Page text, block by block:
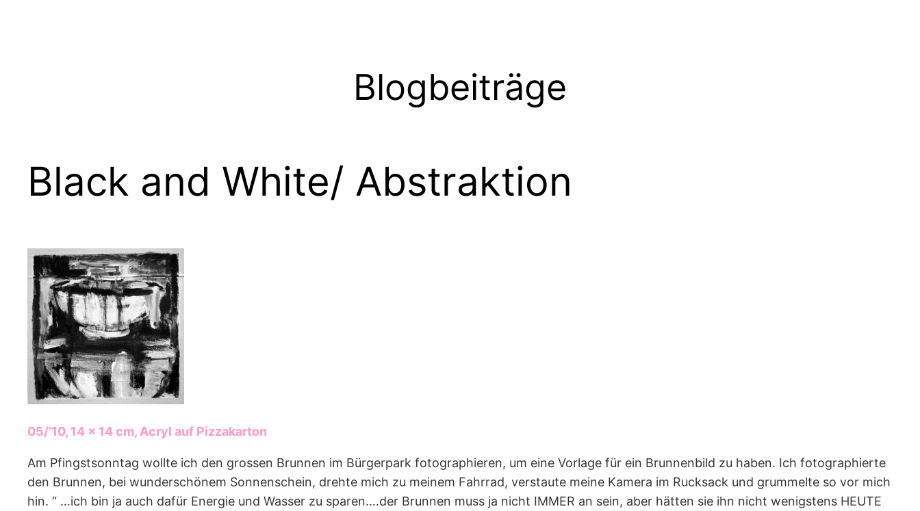
Blogbeiträge
Black and White/ Abstraktion
05/’10, 14 x 14 cm, Acryl auf Pizzakarton
Am Pfingstsonntag wollte ich den grossen Brunnen im Bürgerpark fotographieren, um eine Vorlage für ein Brunnenbild zu haben. Ich fotographierte
den Brunnen, bei wunderschönem Sonnenschein, drehte mich zu meinem Fahrrad, verstaute meine Kamera im Rucksack und grummelte so vor mich
hin. “ …ich bin ja auch dafür Energie und Wasser zu sparen….der Brunnen muss ja nicht IMMER an sein, aber hätten sie ihn nicht wenigstens HEUTE